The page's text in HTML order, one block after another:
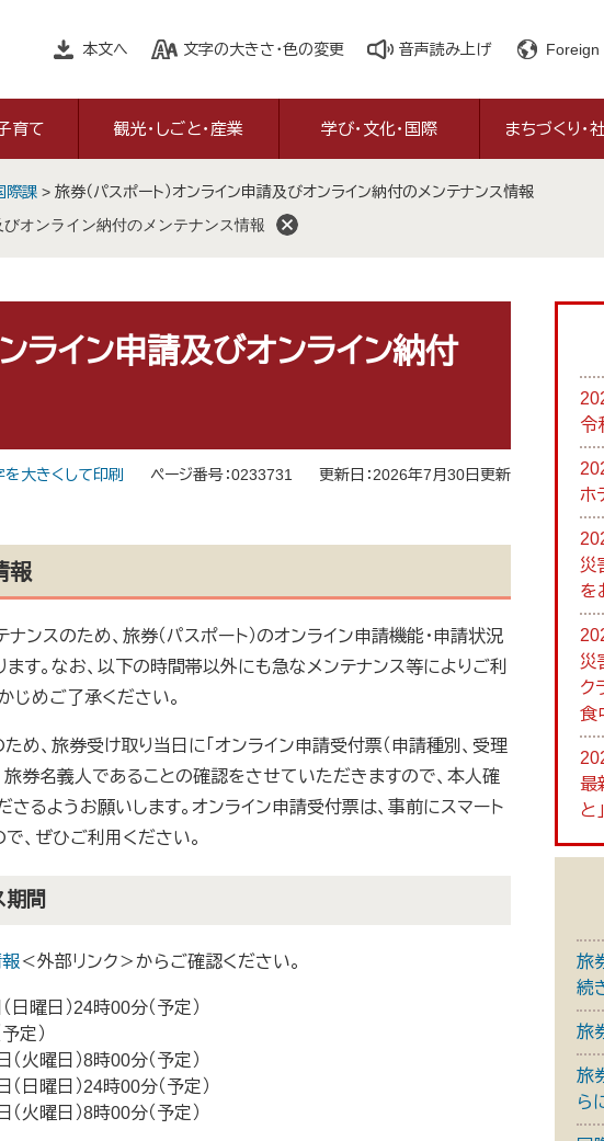
本文へ 文字の大きさ・色の変更 音声読み上げ Foreign
育て 観光・しごと・産業 学び・文化・国際 まちづくり・
際課 > 旅券（パスポート）オンライン申請及びオンライン納付のメンテナンス情報
オンライン納付のメンテナンス情報
ライン申請及びオンライン納付
を大きくして印刷 ページ番号：0233731 更新日：2026年7月30日更新
報
ンスのため、旅券（パスポート）のオンライン申請機能・申請状況
す。なお、以下の時間帯以外にも急なメンテナンス等によりご利
じめご了承ください。
め、旅券受け取り当日に「オンライン申請受付票（申請種別、受理
旅券名義人であることの確認をさせていただきますので、本人確
さるようお願いします。オンライン申請受付票は、事前にスマート
、ぜひご利用ください。
期間
報＜外部リンク＞ からご確認ください。
曜日）24時00分（予定）
定）
火曜日）8時00分（予定）
日曜日）24時00分（予定）
火曜日）8時00分（予定）
令
ホ
災
を
災
ク
食
最
と
旅
続
旅
旅
ら